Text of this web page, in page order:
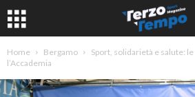
Home Bergamo
Sport, solidarietà e salute:
l’Accademia